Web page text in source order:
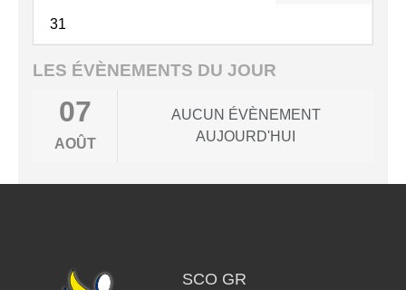
31
LES ÉVÈNEMENTS DU JOUR
07
AOÛT
AUCUN ÉVÈNEMENT
AUJOURD'HUI
SCO GR